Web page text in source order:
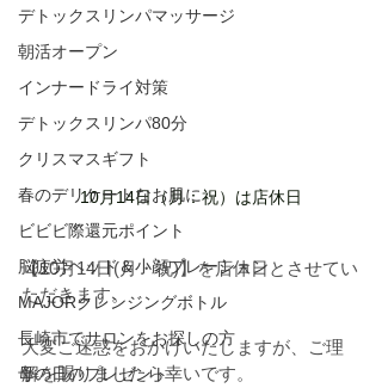
デトックスリンパマッサージ
朝活オープン
インナードライ対策
デトックスリンパ80分
クリスマスギフト
春のデリケートなお肌に
ビビビ際還元ポイント
脳疲労ヘッド＆小顔プレーション
MAJORクレンジングボトル
長崎市でサロンをお探しの方
母の日のプレゼント
10月14日（月：祝）は店休日
【10月14日(月・祝)】を店休日とさせてい
ただきます。
大変ご迷惑をおかけいたしますが、ご理
解を賜りましたら幸いです。